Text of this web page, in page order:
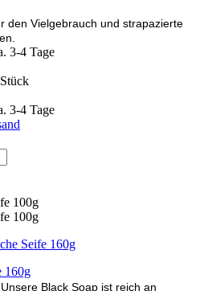
den Vielgebrauch und strapazierte
3-4 Tage
3-4 Tage
160g
Black Soap ist reich an